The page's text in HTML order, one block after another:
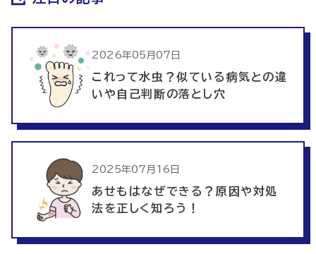
これって水虫？似ている病気との違
いや自己判断の落とし穴
2026年05月07日
あせもはなぜできる？原因や対処
法を正しく知ろう！
2025年07月16日